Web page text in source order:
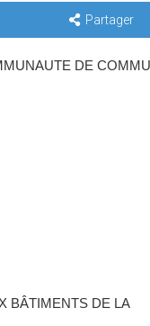
Partager
DE
BÂTIMENTS DE LA